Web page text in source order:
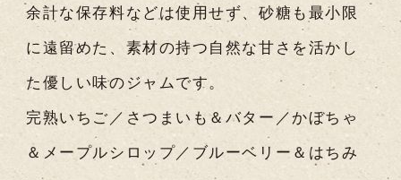
余計な保存料などは使用せず、砂糖も最小限
に遠留めた、素材の持つ自然な甘さを活かし
た優しい味のジャムです。
完熟いちご／さつまいも＆バター／かぼちゃ
＆メープルシロップ／ブルーベリー＆はちみ